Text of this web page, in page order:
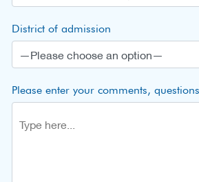
District of admission
Please enter your comments,